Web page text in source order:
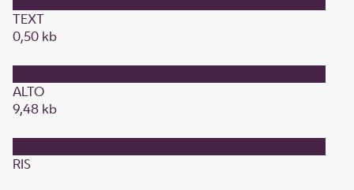
TEXT
0,50 kb
ALTO
9,48 kb
RIS